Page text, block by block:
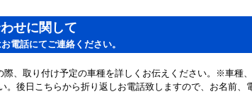
せに関して
電話にてご連絡ください。
際、取り付け予定の車種を詳しくお伝えください。※車種
後日こちらから折り返しお電話致しますので、お名前、